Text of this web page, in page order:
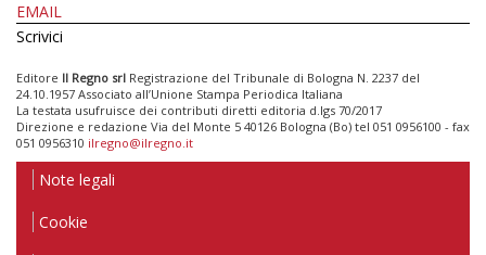
EMAIL
Scrivici
Editore Il Regno srl Registrazione del Tribunale di Bologna N. 2237 del
24.10.1957 Associato all’Unione Stampa Periodica Italiana
La testata usufruisce dei contributi diretti editoria d.lgs 70/2017
Direzione e redazione Via del Monte 5 40126 Bologna (Bo) tel 051 0956100 - fax
051 0956310 ilregno@ilregno.it
Note legali
Cookie